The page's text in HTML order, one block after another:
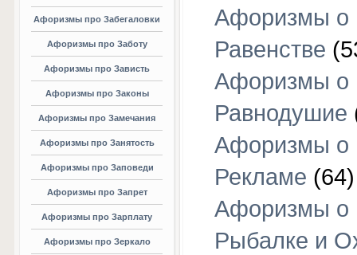
Афоризмы про Забегаловки
Афоризмы про Заботу
Афоризмы про Зависть
Афоризмы про Законы
Афоризмы про Замечания
Афоризмы про Занятость
Афоризмы про Заповеди
Афоризмы про Запрет
Афоризмы про Зарплату
Афоризмы про Зеркало
Афоризмы о
Равенстве
Афоризмы о
Равнодушие
Афоризмы о
Рекламе (64)
Афоризмы о
Рыбалке и